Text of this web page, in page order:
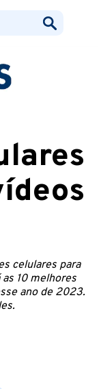
celulares para
10 melhores
ano de 2023.